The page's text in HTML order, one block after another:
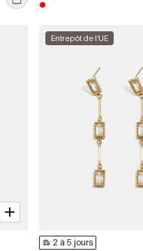
Entrepôt de l'UE
2 à 5 jours